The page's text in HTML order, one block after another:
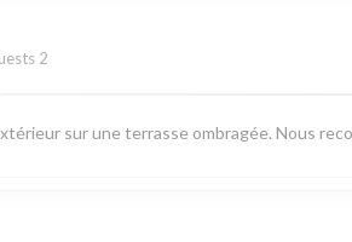
2
sur une terrasse ombragée. Nous